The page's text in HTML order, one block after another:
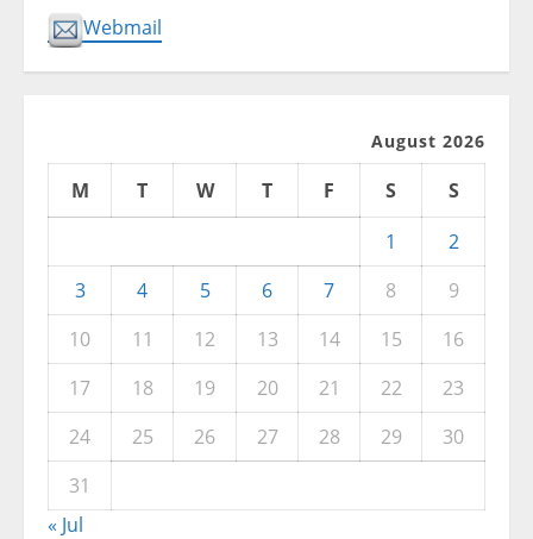
Webmail
August 2026
M T W T F S
S
1
2
3
4 5 6 7 8
9
10
11 12 13 14 15
16
17
18 19 20 21 22
23
24
25 26 27 28 29
30
31
« Jul